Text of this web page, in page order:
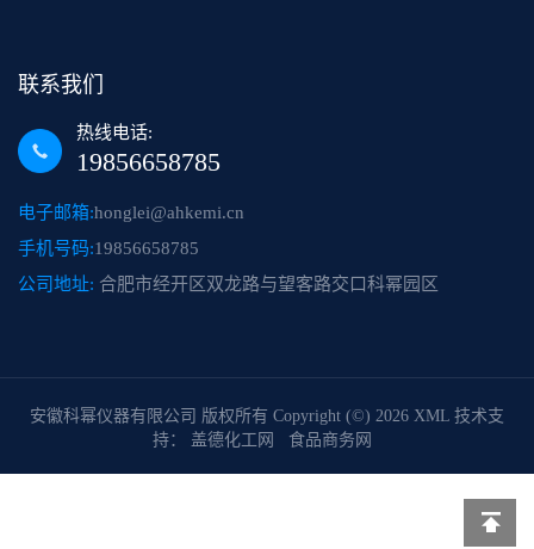
联系我们
热线电话:
19856658785
电子邮箱:honglei@ahkemi.cn
手机号码:19856658785
公司地址: 合肥市经开区双龙路与望客路交口科幂园区
安徽科幂仪器有限公司 版权所有 Copyright (©) 2026 XML 技术支
持： 盖德化工网 食品商务网